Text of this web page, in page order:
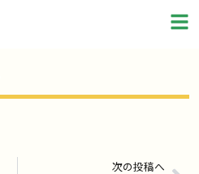
次の投稿へ